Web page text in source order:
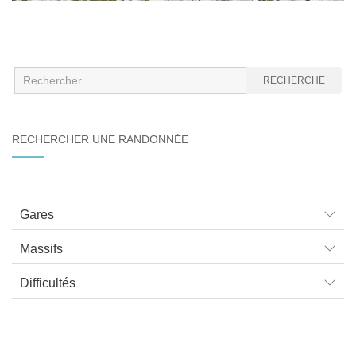
Recherche
:
RECHERCHE
RECHERCHER UNE RANDONNÉE
Gares
Massifs
Difficultés